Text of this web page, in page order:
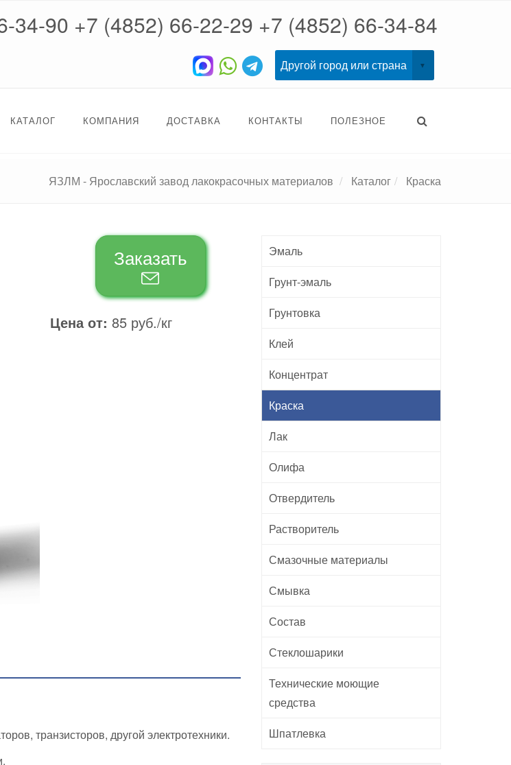
34-90 +7 (4852) 66-22-29 +7 (4852) 66-34-84
КАТАЛОГ КОМПАНИЯ ДОСТАВКА КОНТАКТЫ ПОЛЕЗНОЕ
ЯЗЛМ - Ярославский завод лакокрасочных материалов Каталог Краска
Заказать
Цена от: 85 руб./кг
транзисторов, другой электротехники.
Эмаль
Грунт-эмаль
Грунтовка
Клей
Концентрат
Краска
Лак
Олифа
Отвердитель
Растворитель
Смазочные материалы
Смывка
Состав
Стеклошарики
Технические моющие
средства
Шпатлевка